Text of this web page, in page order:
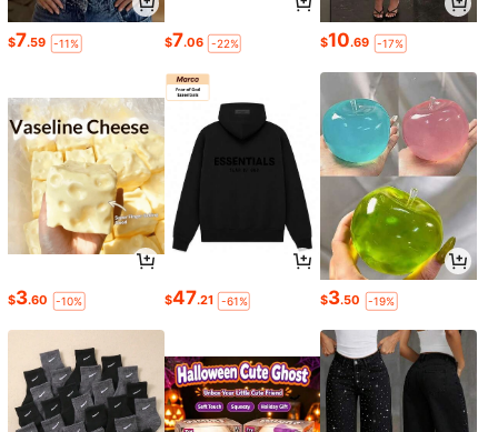
$7.59 -11% $7.06 -22% $10.69 -17%
$3.60 -10% $47.21 -61% $3.50 -19%